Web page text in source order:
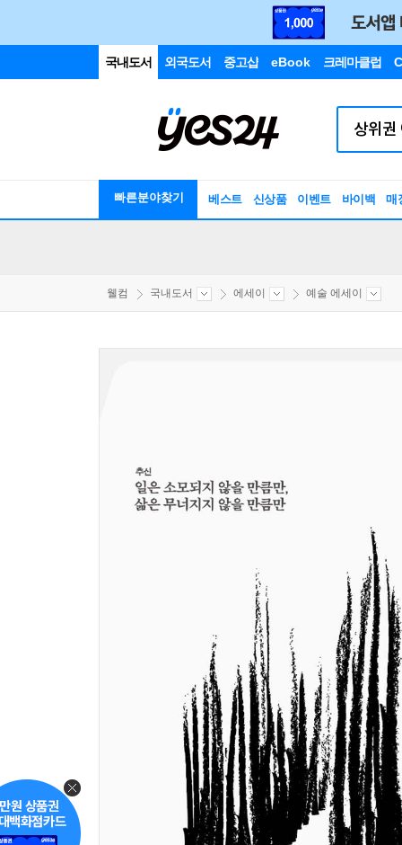
국내도서 외국도서 중고샵 eBook 크레마클럽
빠른분야찾기 베스트 신상품 이벤트 바이백 매
웰컴 국내도서 에세이 예술 에세이